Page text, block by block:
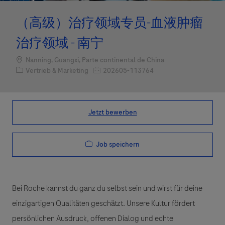
（高级）治疗领域专员-血液肿瘤
治疗领域 - 南宁
Standort
Nanning, Guangxi, Parte continental de China
Kategorie
Vertrieb & Marketing Job-ID202605-113764
Jetzt bewerben
Job speichern
Bei Roche kannst du ganz du selbst sein und wirst für deine
einzigartigen Qualitäten geschätzt. Unsere Kultur fördert
persönlichen Ausdruck, offenen Dialog und echte